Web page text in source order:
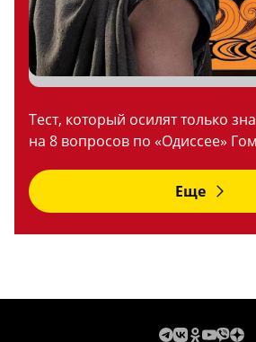
Тест, который осилят только
на 8 вопросов по «Одиссее»
Еще